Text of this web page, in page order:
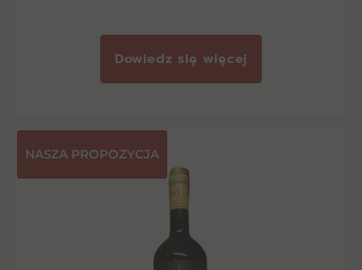
Dowiedz się więcej
NASZA PROPOZYCJA